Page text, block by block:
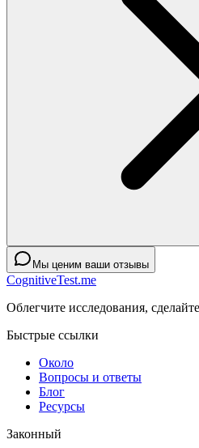
Мы ценим ваши отзывы
CognitiveTest.me
Облегчите исследования,
Быстрые ссылки
Около
Вопросы и ответы
Блог
Ресурсы
Законный